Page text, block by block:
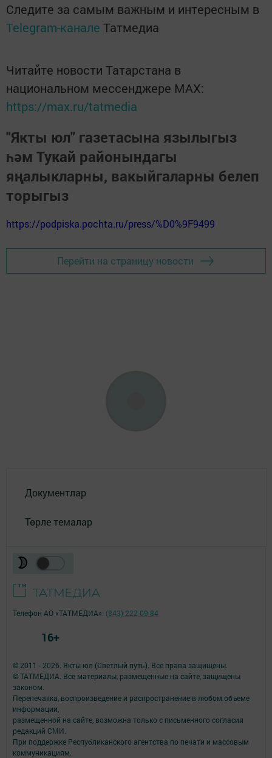
Следите за самым важным и интересным в
Telegram-канале Татмедиа
Читайте новости Татарстана в
национальном мессенджере MАХ:
https://max.ru/tatmedia
"Якты юл" газетасына язылыгыз
һәм Тукай районындагы
яңалыкларны, вакыйгаларны белеп
торыгыз
https://podpiska.pochta.ru/press/%D0%9F9499
Перейти на страницу новости
Документлар
Төрле темалар
© 2011 - 2026. Якты юл (Светлый путь). Все права защищены.
© ТАТМЕДИА. Все материалы, размещенные на сайте, защищены
законом.
Перепечатка, воспроизведение и распространение в любом объеме
информации,
размещенной на сайте, возможна только с письменного согласия
редакций СМИ.
При поддержке Республиканского агентства по печати и массовым
коммуникациям.
Телефон АО «ТАТМЕДИА»: (843) 222 09 84
16+